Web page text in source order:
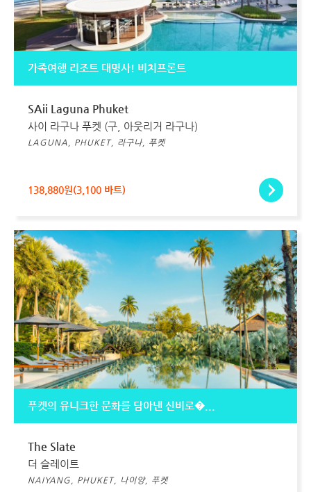
가족여행 리조트 대명사! 비치프론트
SAii Laguna Phuket
사이 라구나 푸켓 (구, 아웃리거 라구나)
LAGUNA, PHUKET, 라구나, 푸켓
138,880원(3,100 바트)
푸켓의 유니크한 문화를 담아낸 신비로�...
The Slate
더 슬레이트
NAIYANG, PHUKET, 나이양, 푸켓